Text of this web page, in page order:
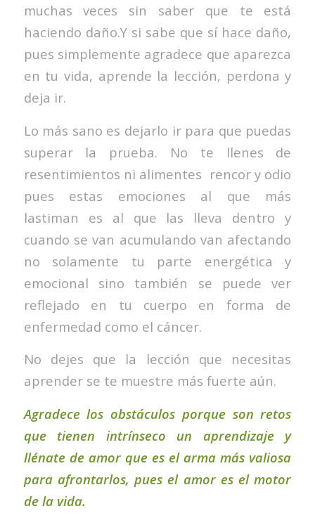
muchas veces sin saber que te está
haciendo daño.Y si sabe que sí hace daño,
pues simplemente agradece que aparezca
en tu vida, aprende la lección, perdona y
deja ir.
Lo más sano es dejarlo ir para que puedas
superar la prueba. No te llenes de
resentimientos ni alimentes rencor y odio
pues estas emociones al que más
lastiman es al que las lleva dentro y
cuando se van acumulando van afectando
no solamente tu parte energética y
emocional sino también se puede ver
reflejado en tu cuerpo en forma de
enfermedad como el cáncer.
No dejes que la lección que necesitas
aprender se te muestre más fuerte aún.
Agradece los obstáculos porque son retos
que tienen intrínseco un aprendizaje y
llénate de amor que es el arma más valiosa
para afrontarlos, pues el amor es el motor
de la vida.